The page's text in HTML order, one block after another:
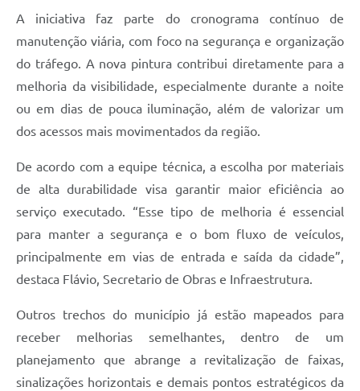
A iniciativa faz parte do cronograma contínuo de
manutenção viária, com foco na segurança e organização
do tráfego. A nova pintura contribui diretamente para a
melhoria da visibilidade, especialmente durante a noite
ou em dias de pouca iluminação, além de valorizar um
dos acessos mais movimentados da região.
De acordo com a equipe técnica, a escolha por materiais
de alta durabilidade visa garantir maior eficiência ao
serviço executado. “Esse tipo de melhoria é essencial
para manter a segurança e o bom fluxo de veículos,
principalmente em vias de entrada e saída da cidade”,
destaca Flávio, Secretario de Obras e Infraestrutura.
Outros trechos do município já estão mapeados para
receber melhorias semelhantes, dentro de um
planejamento que abrange a revitalização de faixas,
sinalizações horizontais e demais pontos estratégicos da